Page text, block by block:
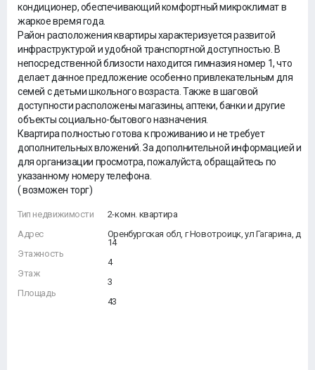
кондиционер, обеспечивающий комфортный микроклимат в
жаркое время года.
Район расположения квартиры характеризуется развитой
инфраструктурой и удобной транспортной доступностью. В
непосредственной близости находится гимназия номер 1, что
делает данное предложение особенно привлекательным для
семей с детьми школьного возраста. Также в шаговой
доступности расположены магазины, аптеки, банки и другие
объекты социально-бытового назначения.
Квартира полностью готова к проживанию и не требует
дополнительных вложений. За дополнительной информацией и
для организации просмотра, пожалуйста, обращайтесь по
указанному номеру телефона.
( возможен торг)
Тип недвижимости
Адрес
Этажность
Этаж
Площадь
2-комн. квартира
Оренбургская обл, г Новотроицк, ул Гагарина, д
14
4
3
43